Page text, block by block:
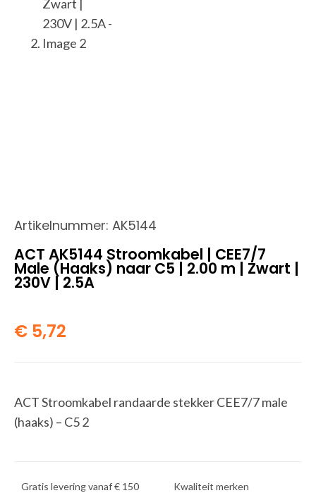
Artikelnummer: AK5144
ACT AK5144 Stroomkabel | CEE7/7
Male (Haaks) naar C5 | 2.00 m | Zwart |
230V | 2.5A
€ 5,72
ACT Stroomkabel randaarde stekker CEE7/7 male
(haaks) – C5 2
Gratis levering vanaf € 150 Kwaliteit merken